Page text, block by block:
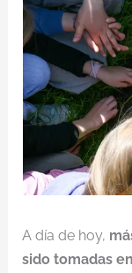
A día de hoy,
sido tomadas